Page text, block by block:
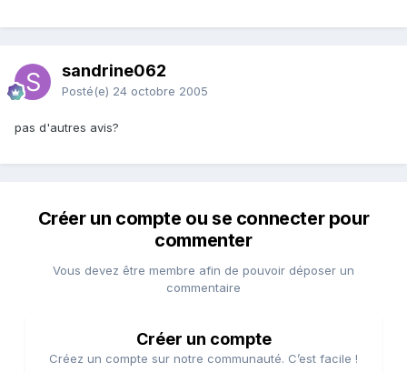
sandrine062
Posté(e) 24 octobre 2005
pas d'autres avis?
Créer un compte ou se connecter pour
commenter
Vous devez être membre afin de pouvoir déposer un
commentaire
Créer un compte
Créez un compte sur notre communauté. C’est facile !